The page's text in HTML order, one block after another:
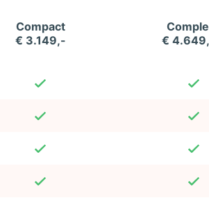
Compact
€ 3.149,-
€